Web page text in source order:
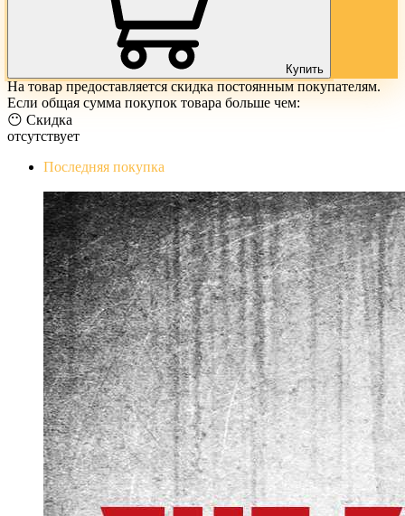
Купить
На товар предоставляется скидка постоянным покупателям.
Если общая сумма покупок товара больше чем:
😶 Скидка
отсутствует
Последняя покупка